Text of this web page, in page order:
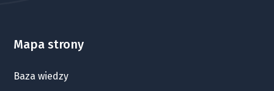
Mapa strony
Baza wiedzy